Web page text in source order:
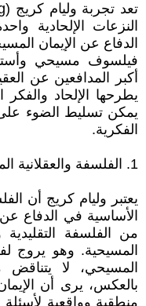
النزعات الإلحادية
الدفاع عن الإيمان
فيلسوف مسيحي
أكبر المدافعين عن
يطرحها الإلحاد
يمكن تسليط الضوء
الفكرية.
1. الفلسفة والعقلانية المسيحية
يعتبر وليام كريج أن
الأساسية في الدفاع
من الفلسفة
المسيحية. وهو يروج
المسيحي، لا
بالعكس، يرى أن
منطقية وواقعية